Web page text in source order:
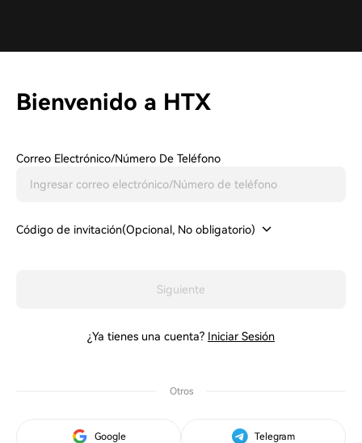
Bienvenido a HTX
Correo Electrónico/Número De Teléfono
Código de invitación(Opcional, No obligatorio)
Siguiente
¿Ya tienes una cuenta? Iniciar Sesión
Otros
Google Telegram